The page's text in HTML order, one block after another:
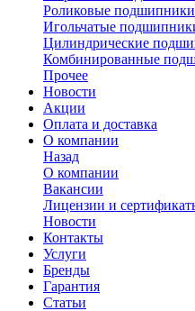
Роликовые подшипники
Игольчатые
Цилиндрические
Комбинированные
Прочее
Новости
Акции
Оплата и доставка
О компании
Назад
О компании
Вакансии
Лицензии и
Новости
Контакты
Услуги
Бренды
Гарантия
Статьи